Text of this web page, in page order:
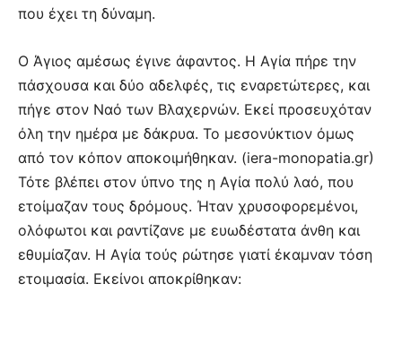
που έχει τη δύναμη.
Ο Άγιος αμέσως έγινε άφαντος. Η Αγία πήρε την
πάσχουσα και δύο αδελφές, τις εναρετώτερες, και
πήγε στον Ναό των Βλαχερνών. Εκεί προσευχόταν
όλη την ημέρα με δάκρυα. Το μεσονύκτιον όμως
από τον κόπον αποκοιμήθηκαν. (iera-monopatia.gr)
Τότε βλέπει στον ύπνο της η Αγία πολύ λαό, που
ετοίμαζαν τους δρόμους. Ήταν χρυσοφορεμένοι,
ολόφωτοι και ραντίζανε με ευωδέστατα άνθη και
εθυμίαζαν. Η Αγία τούς ρώτησε γιατί έκαμναν τόση
ετοιμασία. Εκείνοι αποκρίθηκαν: